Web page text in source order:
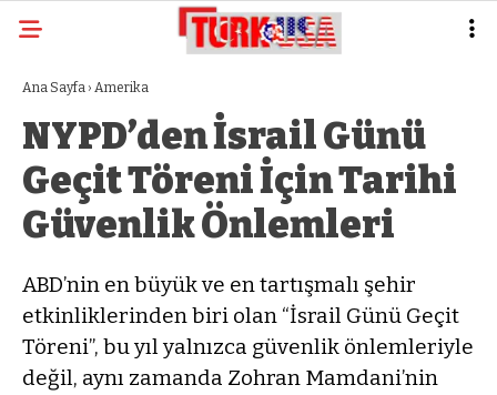
Ana Sayfa › Amerika
NYPD’den İsrail Günü
Geçit Töreni İçin Tarihi
Güvenlik Önlemleri
ABD’nin en büyük ve en tartışmalı şehir
etkinliklerinden biri olan “İsrail Günü Geçit
Töreni”, bu yıl yalnızca güvenlik önlemleriyle
değil, aynı zamanda Zohran Mamdani’nin